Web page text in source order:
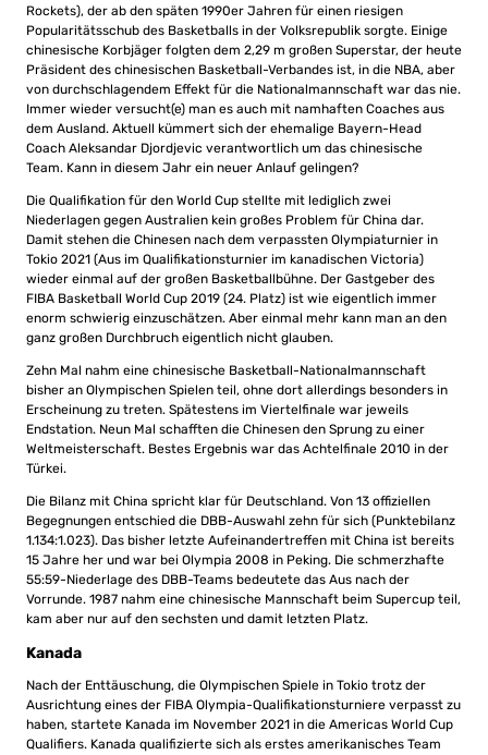
Rockets), der ab den späten 1990er Jahren für einen riesigen
Popularitätsschub des Basketballs in der Volksrepublik sorgte. Einige
chinesische Korbjäger folgten dem 2,29 m großen Superstar, der heute
Präsident des chinesischen Basketball-Verbandes ist, in die NBA, aber
von durchschlagendem Effekt für die Nationalmannschaft war das nie.
Immer wieder versucht(e) man es auch mit namhaften Coaches aus
dem Ausland. Aktuell kümmert sich der ehemalige Bayern-Head
Coach Aleksandar Djordjevic verantwortlich um das chinesische
Team. Kann in diesem Jahr ein neuer Anlauf gelingen?
Die Qualifikation für den World Cup stellte mit lediglich zwei
Niederlagen gegen Australien kein großes Problem für China dar.
Damit stehen die Chinesen nach dem verpassten Olympiaturnier in
Tokio 2021 (Aus im Qualifikationsturnier im kanadischen Victoria)
wieder einmal auf der großen Basketballbühne. Der Gastgeber des
FIBA Basketball World Cup 2019 (24. Platz) ist wie eigentlich immer
enorm schwierig einzuschätzen. Aber einmal mehr kann man an den
ganz großen Durchbruch eigentlich nicht glauben.
Zehn Mal nahm eine chinesische Basketball-Nationalmannschaft
bisher an Olympischen Spielen teil, ohne dort allerdings besonders in
Erscheinung zu treten. Spätestens im Viertelfinale war jeweils
Endstation. Neun Mal schafften die Chinesen den Sprung zu einer
Weltmeisterschaft. Bestes Ergebnis war das Achtelfinale 2010 in der
Türkei.
Die Bilanz mit China spricht klar für Deutschland. Von 13 offiziellen
Begegnungen entschied die DBB-Auswahl zehn für sich (Punktebilanz
1.134:1.023). Das bisher letzte Aufeinandertreffen mit China ist bereits
15 Jahre her und war bei Olympia 2008 in Peking. Die schmerzhafte
55:59-Niederlage des DBB-Teams bedeutete das Aus nach der
Vorrunde. 1987 nahm eine chinesische Mannschaft beim Supercup teil,
kam aber nur auf den sechsten und damit letzten Platz.
Kanada
Nach der Enttäuschung, die Olympischen Spiele in Tokio trotz der
Ausrichtung eines der FIBA Olympia-Qualifikationsturniere verpasst zu
haben, startete Kanada im November 2021 in die Americas World Cup
Qualifiers. Kanada qualifizierte sich als erstes amerikanisches Team